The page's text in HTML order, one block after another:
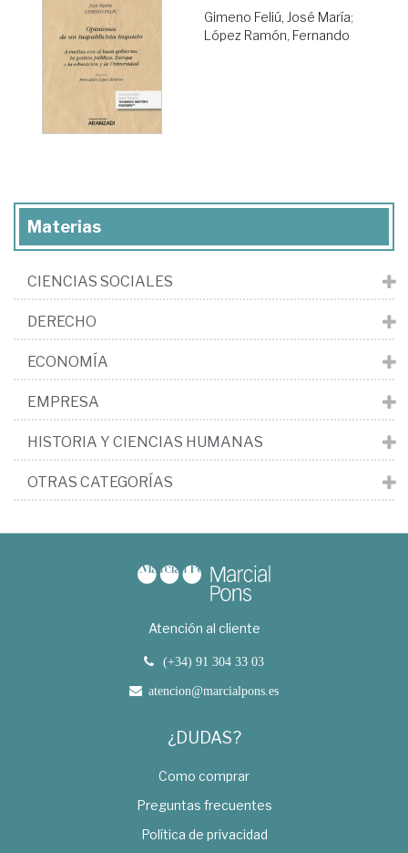
Gimeno Feliú, José María;
López Ramón, Fernando
Materias
CIENCIAS SOCIALES
DERECHO
ECONOMÍA
EMPRESA
HISTORIA Y CIENCIAS HUMANAS
OTRAS CATEGORÍAS
Atención al cliente
(+34) 91 304 33 03
atencion@marcialpons.es
¿DUDAS?
Como comprar
Preguntas frecuentes
Política de privacidad